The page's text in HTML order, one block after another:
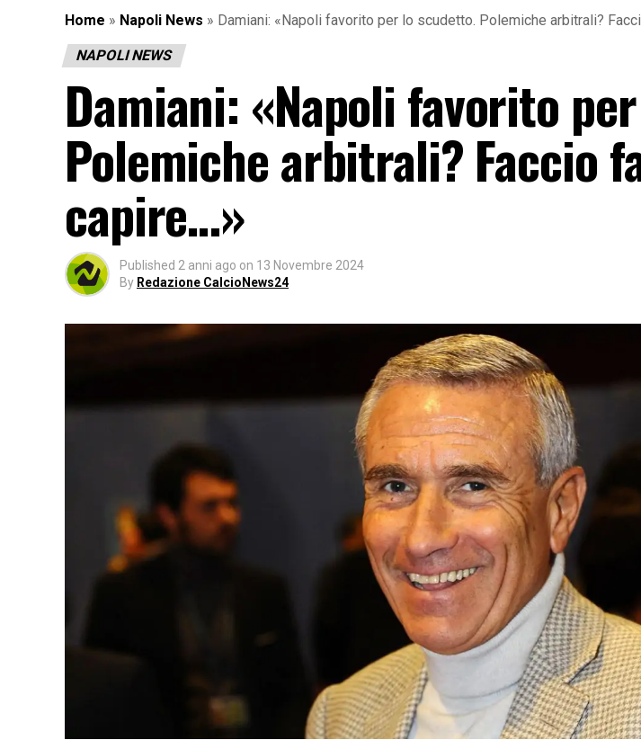
Home » Napoli News » Damiani: «Napoli favorito per lo scudetto. Polemiche arbitrali?
NAPOLI NEWS
Damiani: «Napoli favorito
Polemiche arbitrali? Faccio
capire…»
Published 2 anni ago on 13 Novembre 2024
By Redazione CalcioNews24